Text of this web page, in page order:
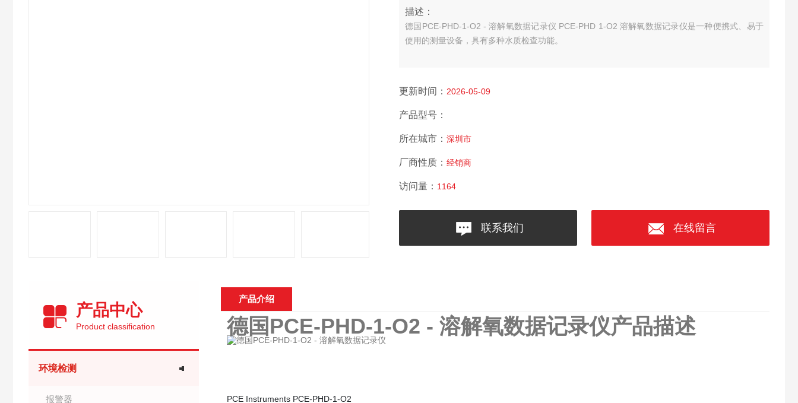
描述：
德国PCE-PHD-1-O2 - 溶解氧数据记录仪 PCE-PHD 1-O2 溶解氧数据记录仪是一种便携式、易于
使用的测量设备，具有多种水质检查功能。
更新时间： 2026-05-09
产品型号：
所在城市： 深圳市
厂商性质： 经销商
访问量： 1164
联系我们 在线留言
产品中心
Product classification
环境检测
报警器
产品介绍
德国PCE-PHD-1-O2 - 溶解氧数据记录仪产品描述
PCE Instruments PCE-PHD-1-O2